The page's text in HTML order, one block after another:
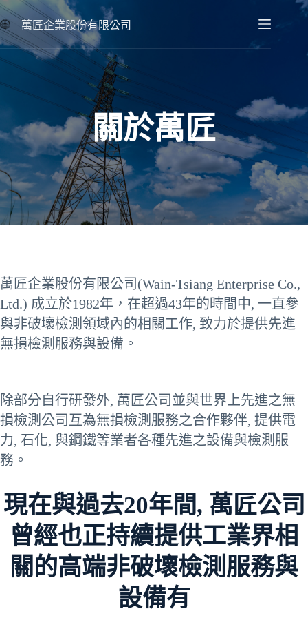
跳
至
主
要
萬匠企業股份有限公司
關於萬匠
萬匠企業股份有限公司(Wain-Tsiang Enterprise Co.,
Ltd.) 成立於1982年，在超過43年的時間中, 一直參
與非破壞檢測領域內的相關工作, 致力於提供先進
無損檢測服務與設備。
除部分自行研發外, 萬匠公司並與世界上先進之無
損檢測公司互為無損檢測服務之合作夥伴, 提供電
力, 石化, 與鋼鐵等業者各種先進之設備與檢測服
務。
現在與過去20年間, 萬匠公司
曾經也正持續提供工業界相
關的高端非破壞檢測服務與
設備有